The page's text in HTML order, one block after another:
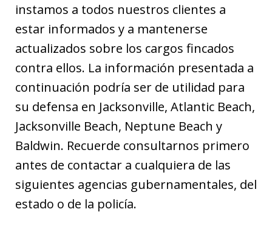
instamos a todos nuestros clientes a
estar informados y a mantenerse
actualizados sobre los cargos fincados
contra ellos. La información presentada a
continuación podría ser de utilidad para
su defensa en Jacksonville, Atlantic Beach,
Jacksonville Beach, Neptune Beach y
Baldwin. Recuerde consultarnos primero
antes de contactar a cualquiera de las
siguientes agencias gubernamentales, del
estado o de la policía.